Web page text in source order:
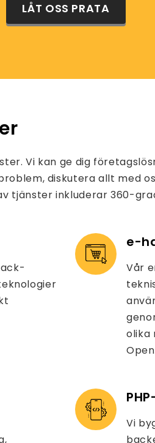
LÅT OSS PRATA
Vi kan ge dig
diskutera allt med
tjänster inkluderar 360-
e-
Vår
olika
Vi